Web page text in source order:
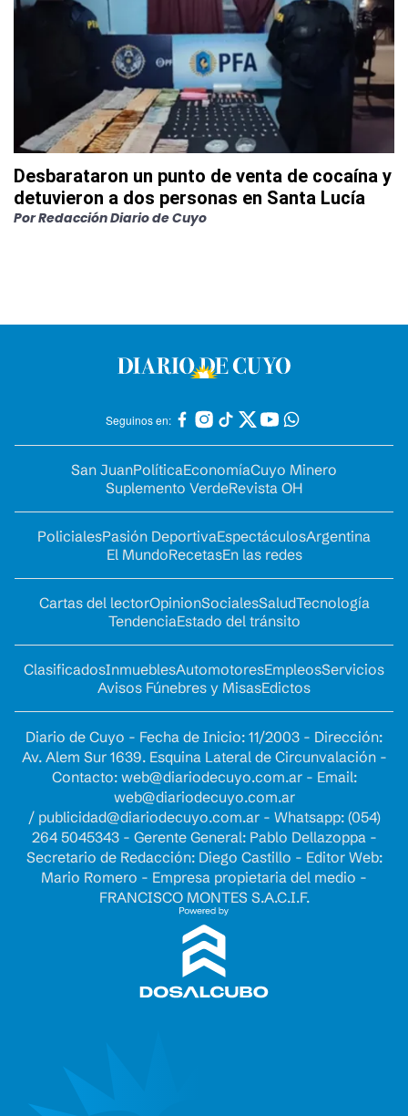
Desbarataron un punto de venta de cocaína y
detuvieron a dos personas en Santa Lucía
PorRedacción Diario de Cuyo
Seguinos en:
San JuanPolíticaEconomíaCuyo Minero
Suplemento VerdeRevista OH
PolicialesPasión DeportivaEspectáculosArgentina
El MundoRecetasEn las redes
Cartas del lectorOpinionSocialesSaludTecnología
TendenciaEstado del tránsito
ClasificadosInmueblesAutomotoresEmpleosServicios
Avisos Fúnebres y MisasEdictos
Diario de Cuyo - Fecha de Inicio: 11/2003 - Dirección:
Av. Alem Sur 1639. Esquina Lateral de Circunvalación -
Contacto: web@diariodecuyo.com.ar- Email:
web@diariodecuyo.com.ar
/ publicidad@diariodecuyo.com.ar- Whatsapp: (054)
264 5045343 - Gerente General: Pablo Dellazoppa -
Secretario de Redacción: Diego Castillo - Editor Web:
Mario Romero - Empresa propietaria del medio -
FRANCISCO MONTES S.A.C.I.F.